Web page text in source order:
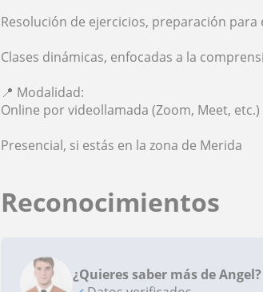
Resolución de ejercicios, preparación
Clases dinámicas, enfocadas a la
📍 Modalidad:
Online por videollamada (Zoom, Meet, etc.)
Presencial, si estás en la zona de Merida
Reconocimientos
¿Quieres saber más de Angel?